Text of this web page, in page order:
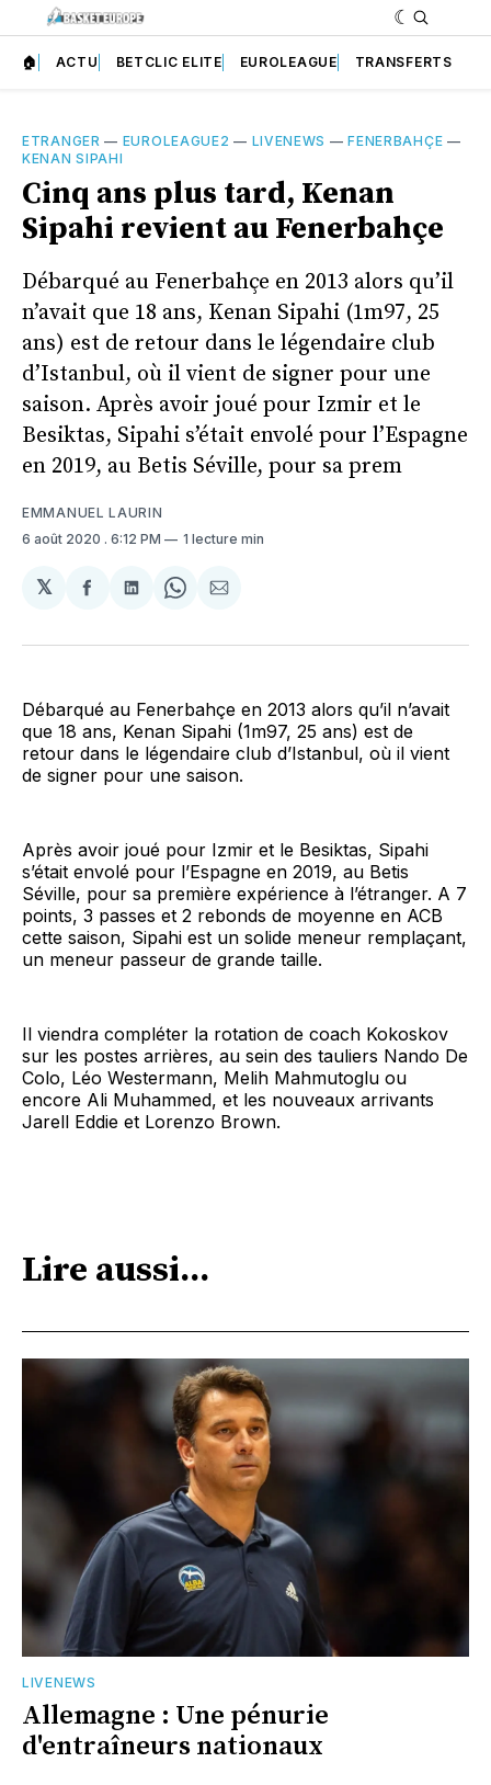
🏠 ACTU BETCLIC ELITE EUROLEAGUE TRANSFERTS
ETRANGER — EUROLEAGUE2 — LIVENEWS —FENERBAHÇE —
KENAN SIPAHI
Cinq ans plus tard, Kenan
Sipahi revient au Fenerbahçe
Débarqué au Fenerbahçe en 2013 alors qu’il
n’avait que 18 ans, Kenan Sipahi (1m97, 25
ans) est de retour dans le légendaire club
d’Istanbul, où il vient de signer pour une
saison. Après avoir joué pour Izmir et le
Besiktas, Sipahi s’était envolé pour l’Espagne
en 2019, au Betis Séville, pour sa prem
EMMANUEL LAURIN
6 août 2020 . 6:12 PM 1 lecture min
𝕏
Partager
Facebook
Partager
LinkedIn
Share
WhatsApp
Partager
Courriel
Débarqué au Fenerbahçe en 2013 alors qu’il n’avait
que 18 ans, Kenan Sipahi (1m97, 25 ans) est de
retour dans le légendaire club d’Istanbul, où il vient
de signer pour une saison.
Après avoir joué pour Izmir et le Besiktas, Sipahi
s’était envolé pour l’Espagne en 2019, au Betis
Séville, pour sa première expérience à l’étranger. A 7
points, 3 passes et 2 rebonds de moyenne en ACB
cette saison, Sipahi est un solide meneur remplaçant,
un meneur passeur de grande taille.
Il viendra compléter la rotation de coach Kokoskov
sur les postes arrières, au sein des tauliers Nando De
Colo, Léo Westermann, Melih Mahmutoglu ou
encore Ali Muhammed, et les nouveaux arrivants
Jarell Eddie et Lorenzo Brown.
Lire aussi...
LIVENEWS
Allemagne : Une pénurie
d'entraîneurs nationaux